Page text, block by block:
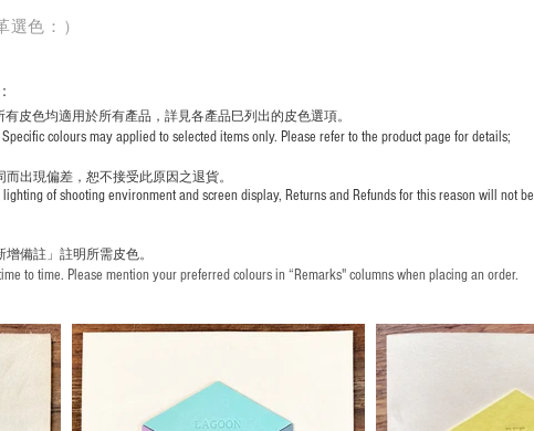
選色：）
皮色均適用於所有產品，詳見各產品巳列出的皮色選項。
colours may applied to selected items only. Please refer to the product page for details;
而出現偏差，恕不接受此原因之退貨。
of shooting environment and screen display, Returns and Refunds for this reason will not be
增備註」註明 所需皮色。
to time. Please mention your preferred colours in “Remarks" columns when placing an order.
：